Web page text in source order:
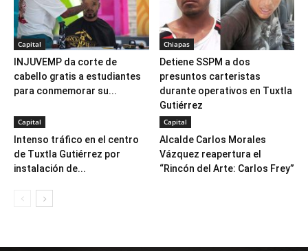
Capital
INJUVEMP da corte de
cabello gratis a estudiantes
para conmemorar su...
Chiapas
Detiene SSPM a dos
presuntos carteristas
durante operativos en Tuxtla
Gutiérrez
Capital
Intenso tráfico en el centro
de Tuxtla Gutiérrez por
instalación de...
Capital
Alcalde Carlos Morales
Vázquez reapertura el
“Rincón del Arte: Carlos Frey”